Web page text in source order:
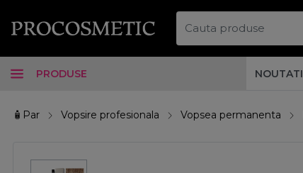
PRODUSE NOUTATI
🧴Par Vopsire profesionala Vopsea permanenta